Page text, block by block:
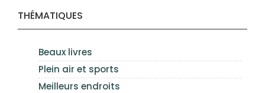
THÉMATIQUES
Beaux livres
Plein air et sports
Meilleurs endroits